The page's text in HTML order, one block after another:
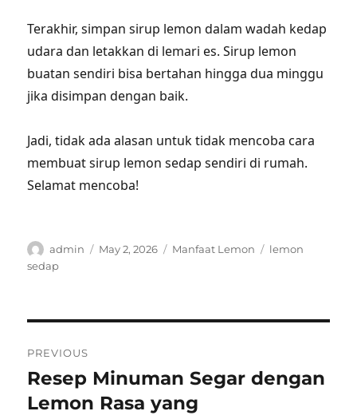
Terakhir, simpan sirup lemon dalam wadah kedap
udara dan letakkan di lemari es. Sirup lemon
buatan sendiri bisa bertahan hingga dua minggu
jika disimpan dengan baik.
Jadi, tidak ada alasan untuk tidak mencoba cara
membuat sirup lemon sedap sendiri di rumah.
Selamat mencoba!
Author
admin
Posted
May 2, 2026 Categories
Manfaat Lemon Tags
lemon
sedap
navigation
PREVIOUS
Previous
post:
Resep Minuman Segar dengan
Lemon Rasa yang